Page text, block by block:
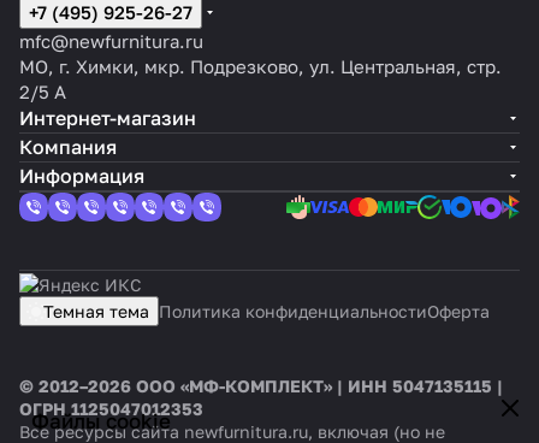
Файлы cookie
+7 (495) 925-26-27
mfc@newfurnitura.ru
МО, г. Химки, мкр. Подрезково, ул. Центральная, стр.
2/5 А
Интернет-магазин
Компания
Информация
Темная тема Политика конфиденциальностиОферта
© 2012–2026 ООО «МФ-КОМПЛЕКТ» | ИНН 5047135115 |
ОГРН 1125047012353
Все ресурсы сайта newfurnitura.ru, включая (но не